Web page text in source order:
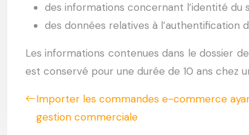
des informations concernant l’identité du
des données relatives à l’authentification
Les informations contenues dans le dossier
est conservé pour une durée de 10 ans chez
Importer les commandes e-commerce
gestion commerciale